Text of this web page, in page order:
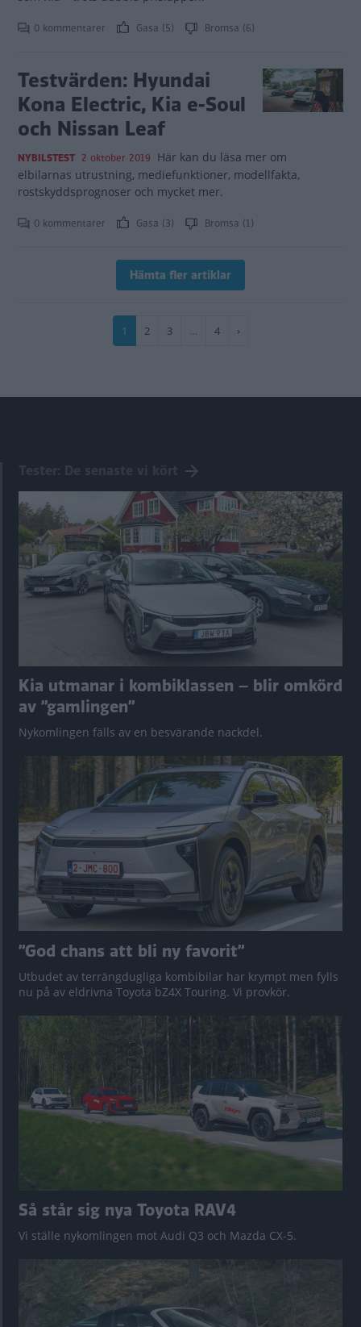
0 kommentarer Gasa (5) Bromsa (6)
Testvärden: Hyundai
Kona Electric, Kia e-Soul
och Nissan Leaf
NYBILSTEST 2 oktober 2019 Här kan du läsa mer om
elbilarnas utrustning, mediefunktioner, modellfakta,
rostskyddsprognoser och mycket mer.
0 kommentarer Gasa (3) Bromsa (1)
Hämta fler artiklar
Paginering
Nuvarande
1 Sida
2 Sida
3 … Sida
4
Nästa
›
Kia utmanar i kombiklassen – blir omkörd
av ”gamlingen”
Nykomlingen fälls av en besvärande nackdel.
”God chans att bli ny favorit”
Utbudet av terrängdugliga kombibilar har krympt men fylls
nu på av eldrivna Toyota bZ4X Touring. Vi provkör.
Så står sig nya Toyota RAV4
Vi ställe nykomlingen mot Audi Q3 och Mazda CX-5.